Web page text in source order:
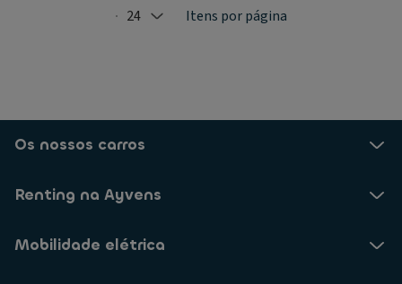
Selected: 24
24 Itens por página
Os nossos carros
Renting na Ayvens
Mobilidade elétrica